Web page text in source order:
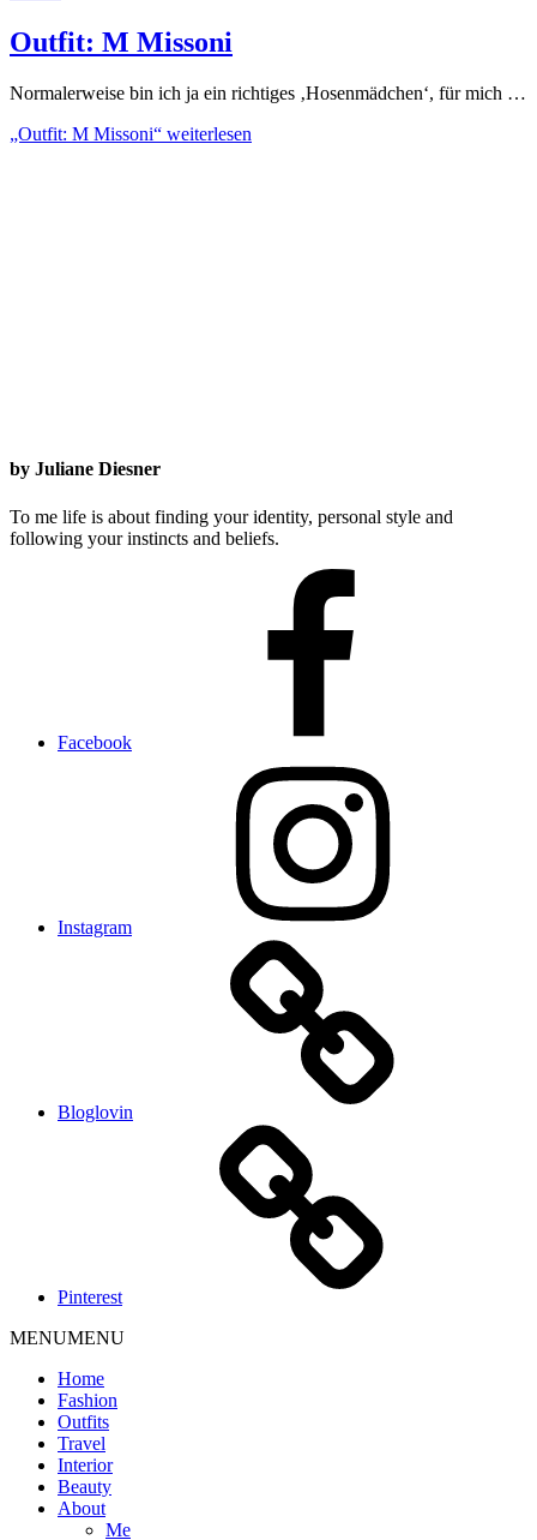
Outfit: M Missoni
Normalerweise bin ich ja ein richtiges ‚Hosenmädchen‘, für mich …
„Outfit: M Missoni“ weiterlesen
by Juliane Diesner
To me life is about finding your identity, personal style and
following your instincts and beliefs.
Facebook
Instagram
Bloglovin
Pinterest
MENUMENU
Home
Fashion
Outfits
Travel
Interior
Beauty
About
Me